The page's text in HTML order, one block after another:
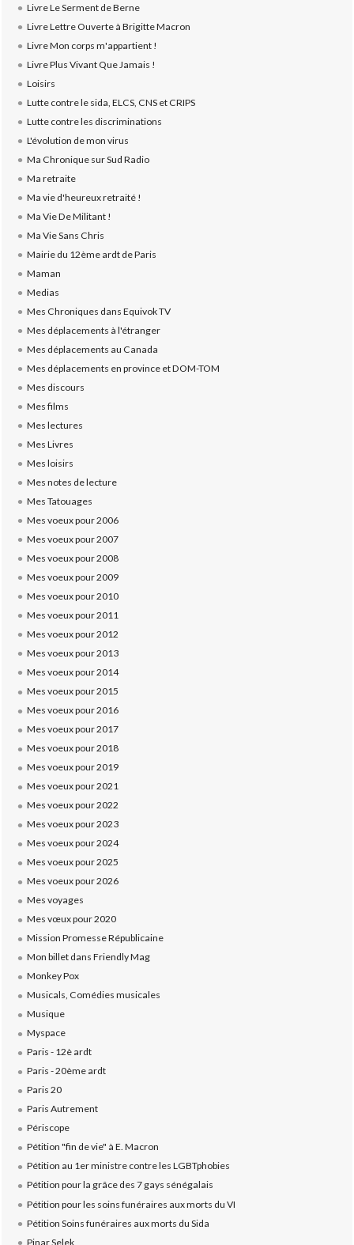
Livre Le Serment de Berne
Livre Lettre Ouverte à Brigitte Macron
Livre Mon corps m'appartient !
Livre Plus Vivant Que Jamais !
Loisirs
Lutte contre le sida, ELCS, CNS et CRIPS
Lutte contre les discriminations
L'évolution de mon virus
Ma Chronique sur Sud Radio
Ma retraite
Ma vie d'heureux retraité !
Ma Vie De Militant !
Ma Vie Sans Chris
Mairie du 12ème ardt de Paris
Maman
Medias
Mes Chroniques dans Equivok TV
Mes déplacements à l'étranger
Mes déplacements au Canada
Mes déplacements en province et DOM-TOM
Mes discours
Mes films
Mes lectures
Mes Livres
Mes loisirs
Mes notes de lecture
Mes Tatouages
Mes voeux pour 2006
Mes voeux pour 2007
Mes voeux pour 2008
Mes voeux pour 2009
Mes voeux pour 2010
Mes voeux pour 2011
Mes voeux pour 2012
Mes voeux pour 2013
Mes voeux pour 2014
Mes voeux pour 2015
Mes voeux pour 2016
Mes voeux pour 2017
Mes voeux pour 2018
Mes voeux pour 2019
Mes voeux pour 2021
Mes voeux pour 2022
Mes voeux pour 2023
Mes voeux pour 2024
Mes voeux pour 2025
Mes voeux pour 2026
Mes voyages
Mes vœux pour 2020
Mission Promesse Républicaine
Mon billet dans Friendly Mag
Monkey Pox
Musicals, Comédies musicales
Musique
Myspace
Paris - 12è ardt
Paris - 20ème ardt
Paris 20
Paris Autrement
Périscope
Pétition "fin de vie" à E. Macron
Pétition au 1er ministre contre les LGBTphobies
Pétition pour la grâce des 7 gays sénégalais
Pétition pour les soins funéraires aux morts du VI
Pétition Soins funéraires aux morts du Sida
Pinar Selek